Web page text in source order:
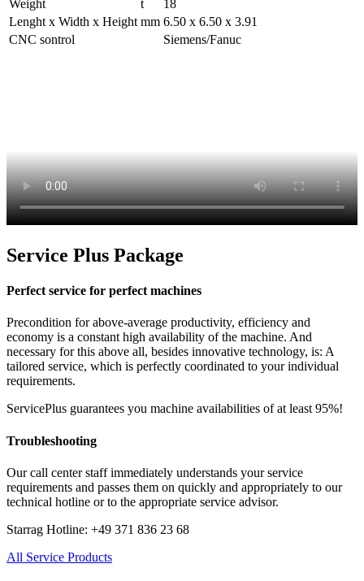
Weight t
18
Lenght x Width x Height mm 6.50 x 6.50 x 3.91
CNC sontrol
Siemens/Fanuc
Service Plus Package
Perfect service for perfect machines
Precondition for above-average productivity, efficiency and
economy is a constant high availability of the machine. And
necessary for this above all, besides innovative technology, is: A
tailored service, which is perfectly coordinated to your individual
requirements.
ServicePlus guarantees you machine availabilities of at least 95%!
Troubleshooting
Our call center staff immediately understands your service
requirements and passes them on quickly and appropriately to our
technical hotline or to the appropriate service advisor.
Starrag Hotline: +49 371 836 23 68
All Service Products